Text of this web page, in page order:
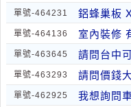
單號-464231 鋁蜂巢板
單號-464136 室內裝修
單號-463645 請問台中
單號-463293 請問價錢
單號-462925 我想詢問